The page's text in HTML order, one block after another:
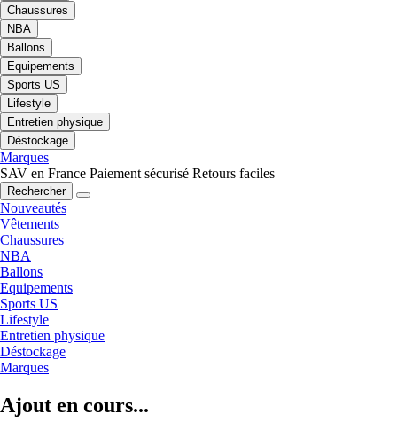
Chaussures
NBA
Ballons
Equipements
Sports US
Lifestyle
Entretien physique
Déstockage
Marques
SAV en France Paiement sécurisé Retours faciles
Rechercher
Nouveautés
Vêtements
Chaussures
NBA
Ballons
Equipements
Sports US
Lifestyle
Entretien physique
Déstockage
Marques
Ajout en cours...